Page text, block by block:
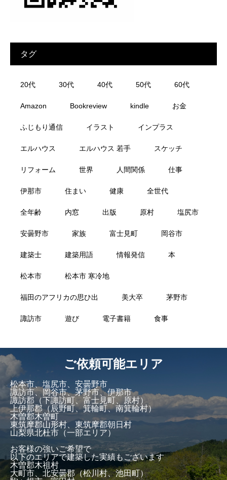
タグ
20代 30代 40代 50代 60代
Amazon Bookreview kindle お金
ふじもり通信 イラスト インプラス
エルハウス エルハウス 若手 スケッチ
リフォーム 世界 人間関係 仕事
伊那市 住まい 健康 全世代
全年齢 内窓 出版 原村 塩尻市
安曇野市 家族 富士見町 岡谷市
建築士 建築用語 情報発信 本
松本市 松本市 寒冷地
福田のアフリカの思ひ出 美大卒 茅野市
諏訪市 遊び 電子書籍 食事
ご依頼可能エリア
松本市、塩尻市、安曇野市
諏訪市、岡谷市、茅野市、伊那市
諏訪郡（下諏訪町、富士見町、原村）
上伊那郡（辰野町、箕輪町、南箕輪村）
木曽郡木曽町
東筑摩郡山形村、東筑摩郡朝日村
山梨県北杜市（一部エリア）
お客様の強いご希望で
以下のエリアで建築した実績もございます
木曽郡木祖村
大町市、北安曇郡（松川村、池田町）